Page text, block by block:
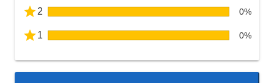
2 0%
1 0%